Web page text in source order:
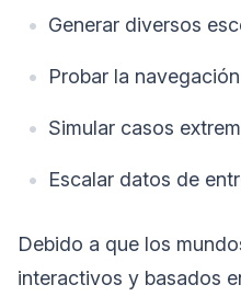
Generar diversos
Probar la
Simular casos
Escalar datos de
Debido a que los
interactivos y basados